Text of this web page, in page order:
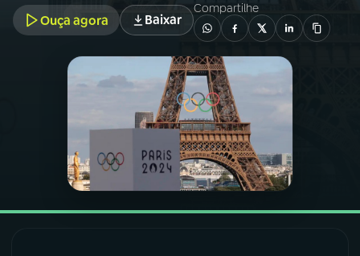
INÍCIO
A RÁDIO
PROGRAMAÇÃO
PROGRAMAS
Ouça agora Baixar
Compartilhe